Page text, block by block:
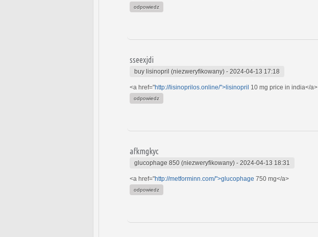
odpowiedz
sseexjdi
buy lisinopril (niezweryfikowany) - 2024-04-13 17:18
<a href="http://lisinoprilos.online/">lisinopril 10 mg price in india</a>
odpowiedz
afkmgkyc
glucophage 850 (niezweryfikowany) - 2024-04-13 18:31
<a href="http://metforminn.com/">glucophage 750 mg</a>
odpowiedz